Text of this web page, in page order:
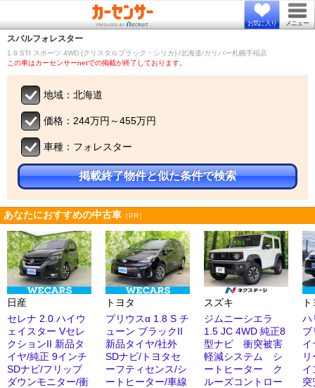
お気に入り メニュー
スバルフォレスター
1.8 STI スポーツ 4WD (クリスタルブラック・シリカ) /北海道/ガリバー札幌手稲店
この車はカーセンサーnetでの掲載が終了しております。
地域：北海道
価格：244万円～455万円
車種：フォレスター
掲載終了物件と似た条件で検索
あなたにおすすめの中古車 ［PR］
日産
セレナ 2.0 ハイウ
ェイスター Vセレ
クションII 新品タ
イヤ/純正 9インチ
SDナビ/フリップ
ダウンモニター/衝
トヨタ
プリウスα 1.8 S チ
ューン ブラックII
新品タイヤ/社外
SDナビ/トヨタセ
ーフティセンス/シ
ートヒーター/車線
スズキ
ジムニーシエラ
1.5 JC 4WD 純正8
型ナビ 衝突被害
軽減システム シ
ートヒーター ク
ルーズコントロー
ハ
ブ
イ
イ
突